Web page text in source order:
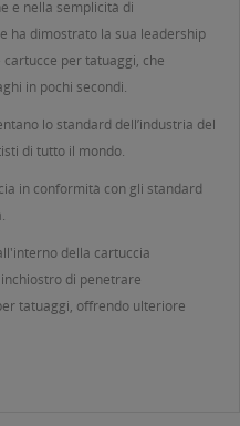
e nella semplicità di
ha dimostrato la sua leadership
per tatuaggi, che
in pochi secondi.
lo standard dell’industria del
di tutto il mondo.
in conformità con gli standard
della cartuccia
di penetrare
tatuaggi, offrendo ulteriore